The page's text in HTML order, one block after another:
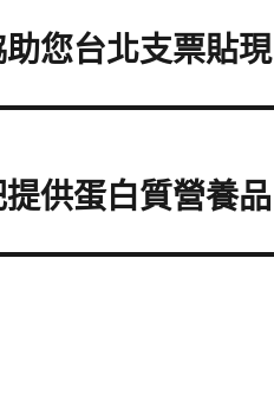
您台北支票貼現
供蛋白質營養品